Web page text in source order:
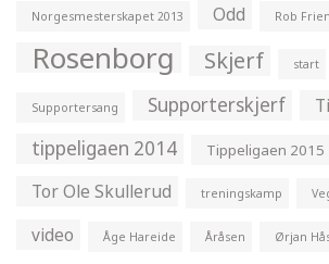
Norgesmesterskapet 2013 Odd Rob
Rosenborg Skjerf start
Supportersang Supporterskjerf
tippeligaen 2014 Tippeligaen 2015
Tor Ole Skullerud
treningskamp
video Åge Hareide Åråsen Ørjan